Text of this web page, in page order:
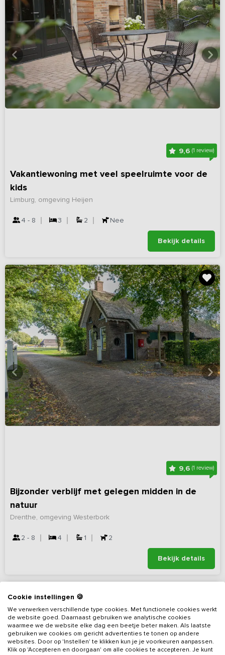
9,6 (1 review)
Vakantiewoning met veel speelruimte voor de
kids
Limburg, omgeving Heijen
4 - 8 3 2 Nee
Bekijk details
9,6 (1 review)
Bijzonder verblijf met gelegen midden in de
natuur
Drenthe, omgeving Westerbork
2 - 8 4 1 2
Bekijk details
Cookie instellingen 🍪
We verwerken verschillende type cookies. Met functionele cookies werkt
de website goed. Daarnaast gebruiken we analytische cookies
waarmee we de website elke dag een beetje beter maken. Als laatste
gebruiken we cookies om gericht advertenties te tonen op andere
websites. Door op 'Instellen' te klikken kun je je voorkeuren aanpassen.
Klik op 'Accepteren en doorgaan' om alle cookies te accepteren. Je kunt